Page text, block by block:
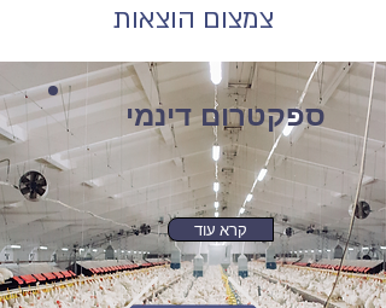
צמצום הוצאות
ספקטרום דינמי
קרא עוד